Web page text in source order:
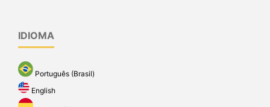
IDIOMA
Português (Brasil)
English